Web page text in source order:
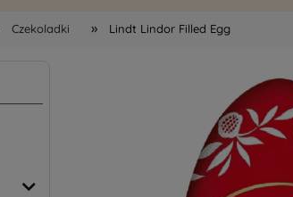
Czekoladki » Lindt Lindor Filled Egg